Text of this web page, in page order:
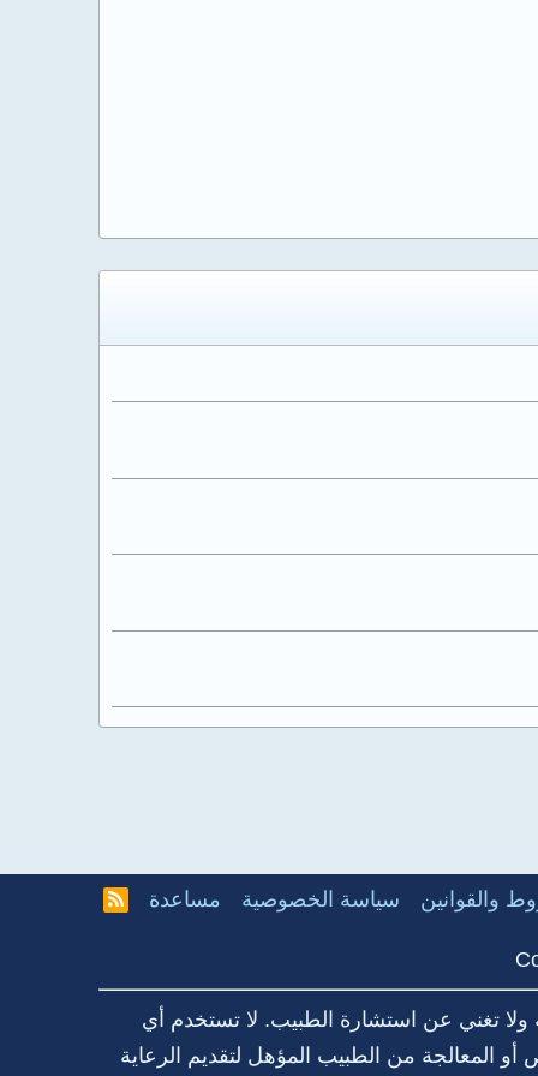
والقوانين سياسة الخصوصية مساعدة
R
ولا تغني عن استشارة الطبيب. لا تستخدم أي
المعالجة من الطبيب المؤهل لتقديم الرعاية